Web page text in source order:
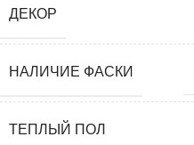
ДЕКОР
НАЛИЧИЕ ФАСКИ
ТЕПЛЫЙ ПОЛ